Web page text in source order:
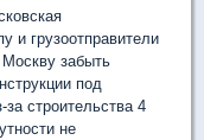
и грузоотправители
забыть
под
строительства 4
не